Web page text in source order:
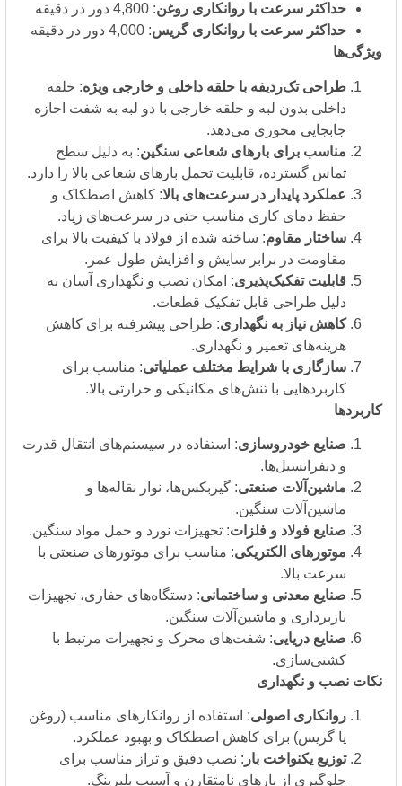
حداکثر سرعت با روانکاری روغن : 4,800 دور در دقیقه
حداکثر سرعت با روانکاری گریس: 4,000 دور در دقیقه
طراحی تک‌ردیفه با حلقه داخلی و خارجی ویژه: حلقه
داخلی بدون لبه و حلقه خارجی با دو لبه به شفت اجازه
جابجایی محوری می‌دهد.
مناسب برای بارهای شعاعی سنگین : به دلیل سطح
تماس گسترده، قابلیت تحمل بارهای شعاعی بالا را دارد.
عملکرد پایدار در سرعت‌های بالا: کاهش اصطکاک و
حفظ دمای کاری مناسب حتی در سرعت‌های زیاد.
ساختار مقاوم: ساخته شده از فولاد با کیفیت بالا برای
مقاومت در برابر سایش و افزایش طول عمر.
قابلیت تفکیک‌پذیری: امکان نصب و نگهداری آسان به
دلیل طراحی قابل تفکیک قطعات.
کاهش نیاز به نگهداری: طراحی پیشرفته برای کاهش
هزینه‌های تعمیر و نگهداری.
سازگاری با شرایط مختلف عملیاتی : مناسب برای
کاربردهایی با تنش‌های مکانیکی و حرارتی بالا.
صنایع خودروسازی : استفاده در سیستم‌های انتقال قدرت
و دیفرانسیل‌ها.
ماشین‌آلات صنعتی: گیربکس‌ها، نوار نقاله‌ها و
ماشین‌آلات سنگین.
صنایع فولاد و فلزات: تجهیزات نورد و حمل مواد سنگین.
موتورهای الکتریکی: مناسب برای موتورهای صنعتی با
سرعت بالا.
صنایع معدنی و ساختمانی: دستگاه‌های حفاری، تجهیزات
باربرداری و ماشین‌آلات سنگین.
صنایع دریایی: شفت‌های محرک و تجهیزات مرتبط با
کشتی‌سازی.
نصب و نگهداری
روانکاری اصولی: استفاده از روانکارهای مناسب (روغن
یا گریس) برای کاهش اصطکاک و بهبود عملکرد.
توزیع یکنواخت بار : نصب دقیق و تراز مناسب برای
جلوگیری از بارهای نامتقارن و آسیب بلبرینگ.